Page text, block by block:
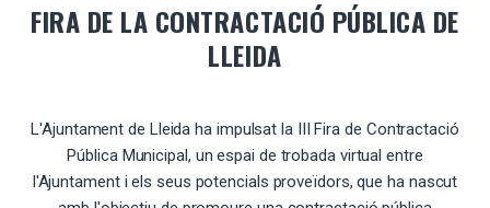
FIRA DE LA CONTRACTACIÓ PÚBLICA DE
LLEIDA
L'Ajuntament de Lleida ha impulsat la III Fira de Contractació
Pública Municipal, un espai de trobada virtual entre
l'Ajuntament i els seus potencials proveïdors, que ha nascut